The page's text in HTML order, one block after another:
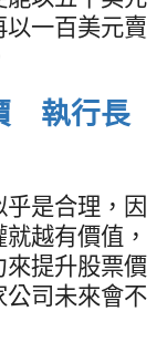
一百美元賣
執行長
是合理，因
越有價值，
來提升股票價
公司未來會不